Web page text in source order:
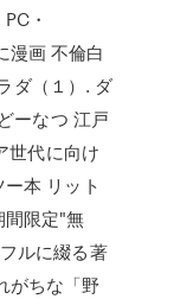
・
画 不倫白
ダ（１）. ダ
ーなつ 江戸
世代に向け
本 リット
間限定"無
ルに綴る著
がちな「野